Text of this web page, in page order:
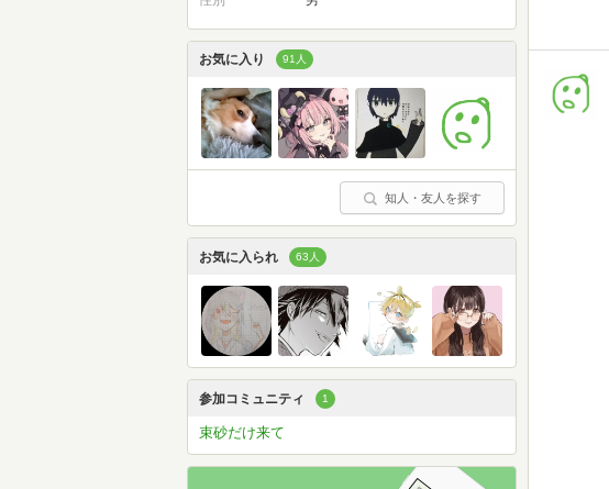
お気に入り 91人
知人・友人を探す
お気に入られ 63人
参加コミュニティ 1
束砂だけ来て